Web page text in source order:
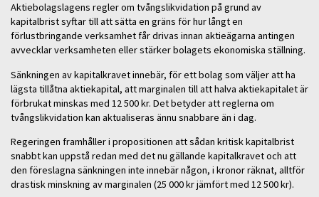
Aktiebolagslagens regler om tvångslikvidation på grund av
kapitalbrist syftar till att sätta en gräns för hur långt en
förlustbringande verksamhet får drivas innan aktieägarna antingen
avvecklar verksamheten eller stärker bolagets ekonomiska ställning.
Sänkningen av kapitalkravet innebär, för ett bolag som väljer att ha
lägsta tillåtna aktiekapital, att marginalen till att halva aktiekapitalet är
förbrukat minskas med 12 500 kr. Det betyder att reglerna om
tvångslikvidation kan aktualiseras ännu snabbare än i dag.
Regeringen framhåller i propositionen att sådan kritisk kapitalbrist
snabbt kan uppstå redan med det nu gällande kapitalkravet och att
den föreslagna sänkningen inte innebär någon, i kronor räknat, alltför
drastisk minskning av marginalen (25 000 kr jämfört med 12 500 kr).